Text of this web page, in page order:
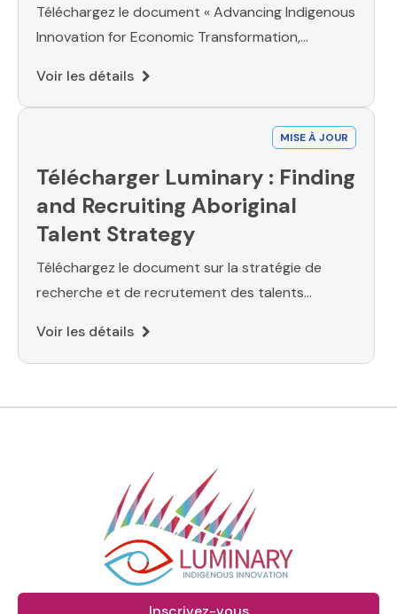
Téléchargez le document « Advancing Indigenous
Innovation for Economic Transformation,
l’innovation autochtone pour la transformation
économique, l’emploi et le bien-être) de
Voir les détails
Télécharger Luminary : Finding
and Recruiting Aboriginal
Talent Strategy
MISE À JOUR
Téléchargez le document sur la stratégie de
recherche et de recrutement des talents
Voir les détails